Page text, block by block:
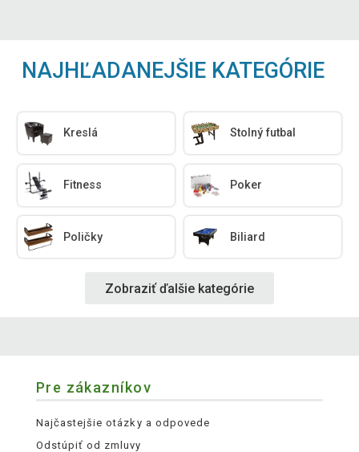
NAJHĽADANEJŠIE KATEGÓRIE
Kreslá Stolný futbal
Fitness Poker
Poličky Biliard
Zobraziť ďalšie kategórie
Pre zákazníkov
Najčastejšie otázky a odpovede
Odstúpiť od zmluvy